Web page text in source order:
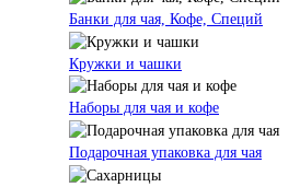
Банки для чая, Кофе, Специй
Кружки и чашки
Наборы для чая и кофе
Подарочная упаковка для чая